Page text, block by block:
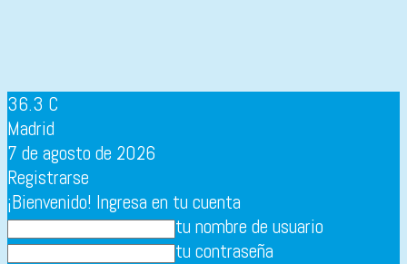
36.3 C
Madrid
7 de agosto de 2026
Registrarse
¡Bienvenido! Ingresa en tu cuenta
tu nombre de usuario
tu contraseña